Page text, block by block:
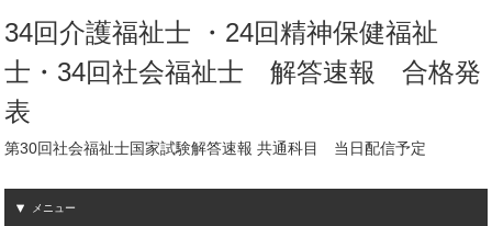
34回介護福祉士 ・24回精神保健福祉
士・34回社会福祉士 解答速報 合格発
表
第30回社会福祉士国家試験解答速報 共通科目 当日配信予定
メニュー